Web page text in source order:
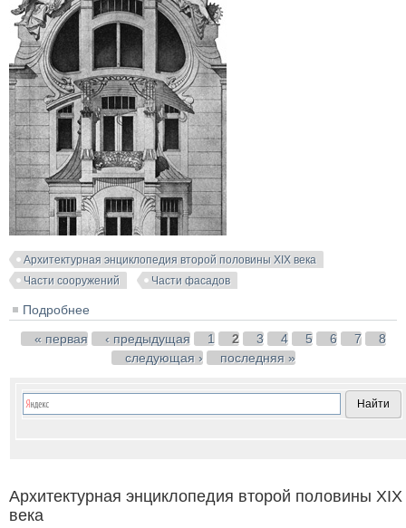
Архитектурная энциклопедия второй половины XIX века
Части сооружений
Части фасадов
Подробнее
Архитектор Karl Stephan
Страницы
« первая ‹ предыдущая 1 2 3 4 5 6 7
8
следующая ›
последняя »
Архитектурная энциклопедия второй половины XIX
века